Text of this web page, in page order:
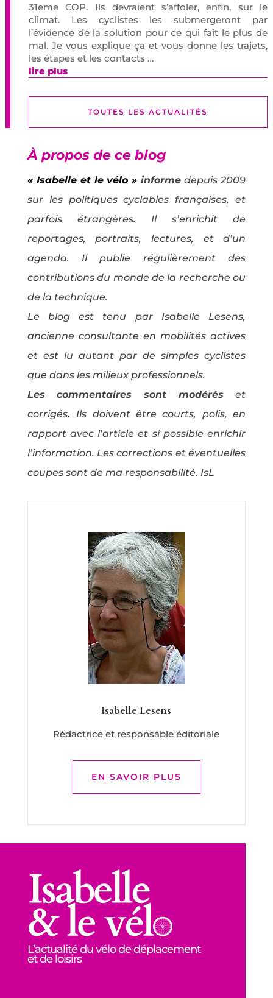
31eme COP. Ils devraient s’affoler, enfin, sur le
climat. Les cyclistes les submergeront par
l’évidence de la solution pour ce qui fait le plus de
mal. Je vous explique ça et vous donne les trajets,
les étapes et les contacts …
lire plus
TOUTES LES ACTUALITÉS
À propos de ce blog
« Isabelle et le vélo » informe depuis 2009
sur les politiques cyclables françaises, et
parfois étrangères. Il s’enrichit de
reportages, portraits, lectures, et d’un
agenda. Il publie régulièrement des
contributions du monde de la recherche ou
de la technique.
Le blog est tenu par Isabelle Lesens,
ancienne consultante en mobilités actives
et est lu autant par de simples cyclistes
que dans les milieux professionnels.
Les commentaires sont modéréset
corrigés. Ils doivent être courts, polis, en
rapport avec l’article et si possible enrichir
l’information. Les corrections et éventuelles
coupes sont de ma responsabilité. IsL
Isabelle Lesens
Rédactrice et responsable éditoriale
EN SAVOIR PLUS
L’actualité du vélo de déplacement
et de loisirs